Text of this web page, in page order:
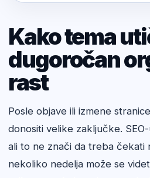
Kako tema
dugoročan
rast
Posle objave ili izmene
donositi velike zaključke.
ali to ne znači da treba čekati
nekoliko nedelja može se